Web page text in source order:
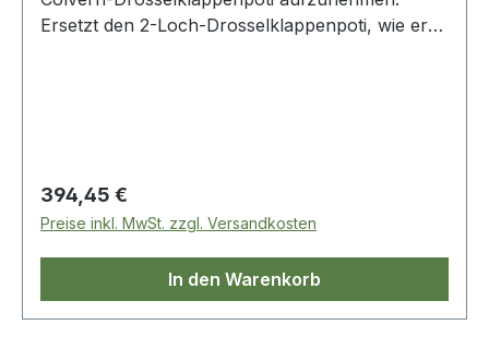
Ersetzt den 2-Loch-Drosselklappenpoti, wie er
aus Messing Kugellager Abdeckplatte aus
Edelstahl Befestigungen & Webstuhlbuchse.
Sobald dieses Kit eingebaut ist, sind Ersatzteile
für Drosselklappenpotentiometer billiger und
einfach zu beschaffen.
Regulärer Preis:
394,45 €
Preise inkl. MwSt. zzgl. Versandkosten
In den Warenkorb